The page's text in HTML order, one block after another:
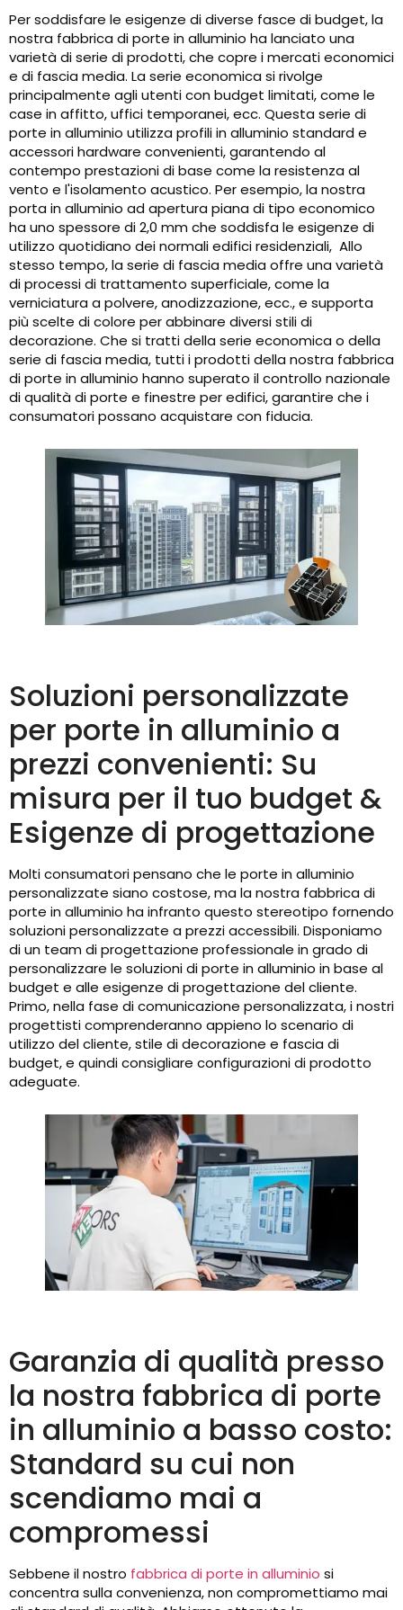
Per soddisfare le esigenze di diverse fasce di budget, la
nostra fabbrica di porte in alluminio ha lanciato una
varietà di serie di prodotti, che copre i mercati economici
e di fascia media. La serie economica si rivolge
principalmente agli utenti con budget limitati, come le
case in affitto, uffici temporanei, ecc. Questa serie di
porte in alluminio utilizza profili in alluminio standard e
accessori hardware convenienti, garantendo al
contempo prestazioni di base come la resistenza al
vento e l'isolamento acustico. Per esempio, la nostra
porta in alluminio ad apertura piana di tipo economico
ha uno spessore di 2,0 mm che soddisfa le esigenze di
utilizzo quotidiano dei normali edifici residenziali, Allo
stesso tempo, la serie di fascia media offre una varietà
di processi di trattamento superficiale, come la
verniciatura a polvere, anodizzazione, ecc., e supporta
più scelte di colore per abbinare diversi stili di
decorazione. Che si tratti della serie economica o della
serie di fascia media, tutti i prodotti della nostra fabbrica
di porte in alluminio hanno superato il controllo nazionale
di qualità di porte e finestre per edifici, garantire che i
consumatori possano acquistare con fiducia.
Soluzioni personalizzate
per porte in alluminio a
prezzi convenienti: Su
misura per il tuo budget &
Esigenze di progettazione
Molti consumatori pensano che le porte in alluminio
personalizzate siano costose, ma la nostra fabbrica di
porte in alluminio ha infranto questo stereotipo fornendo
soluzioni personalizzate a prezzi accessibili. Disponiamo
di un team di progettazione professionale in grado di
personalizzare le soluzioni di porte in alluminio in base al
budget e alle esigenze di progettazione del cliente.
Primo, nella fase di comunicazione personalizzata, i nostri
progettisti comprenderanno appieno lo scenario di
utilizzo del cliente, stile di decorazione e fascia di
budget, e quindi consigliare configurazioni di prodotto
adeguate.
Garanzia di qualità presso
la nostra fabbrica di porte
in alluminio a basso costo:
Standard su cui non
scendiamo mai a
compromessi
Sebbene il nostro fabbrica di porte in alluminio si
concentra sulla convenienza, non compromettiamo mai